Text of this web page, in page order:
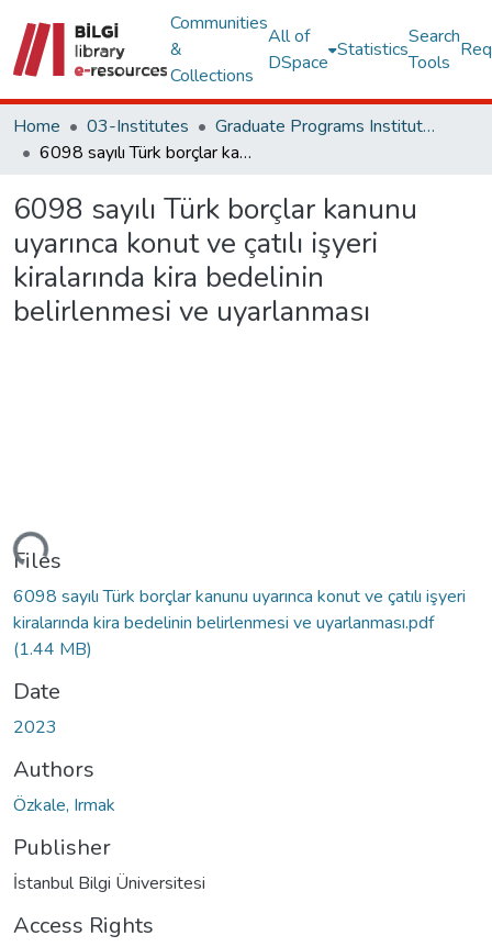
Communities
&
Collections
All of
DSpace
Statistics
Search
Tools
Home 03-Institutes
Graduate Programs Institute Thesis Collection
6098 sayılı Türk borçlar kanunu uyarınca konut ve çatılı işyeri kiralarında kira bedelinin belirlenmesi ve uyarlanması
6098 sayılı Türk borçlar kanunu
uyarınca konut ve çatılı işyeri
kiralarında kira bedelinin
belirlenmesi ve uyarlanması
Files
6098 sayılı Türk borçlar kanunu uyarınca konut ve çatılı işyeri
kiralarında kira bedelinin belirlenmesi ve uyarlanması.pdf
(1.44 MB)
Date
2023
Authors
Özkale, Irmak
Publisher
İstanbul Bilgi Üniversitesi
Access Rights